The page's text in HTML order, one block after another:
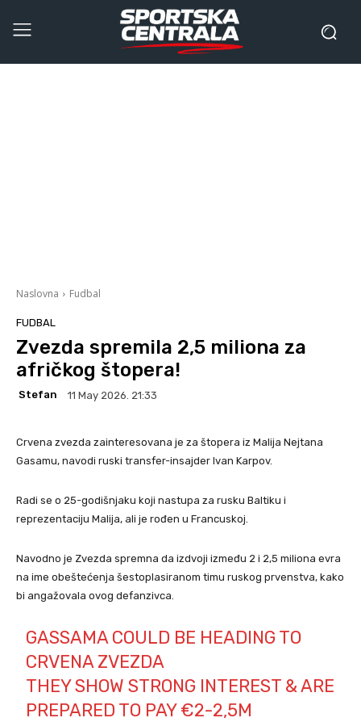
Naslovna Fudbal
FUDBAL
Zvezda spremila 2,5 miliona za
afričkog štopera!
Stefan 11 May 2026. 21:33
Crvena zvezda zainteresovana je za štopera iz Malija Nejtana
Gasamu, navodi ruski transfer-insajder Ivan Karpov.
Radi se o 25-godišnjaku koji nastupa za rusku Baltiku i
reprezentaciju Malija, ali je rođen u Francuskoj.
Navodno je Zvezda spremna da izdvoji između 2 i 2,5 miliona evra
na ime obeštećenja šestoplasiranom timu ruskog prvenstva, kako
bi angažovala ovog defanzivca.
GASSAMA COULD BE HEADING TO
CRVENA ZVEZDA
THEY SHOW STRONG INTEREST & ARE
PREPARED TO PAY €2-2,5M